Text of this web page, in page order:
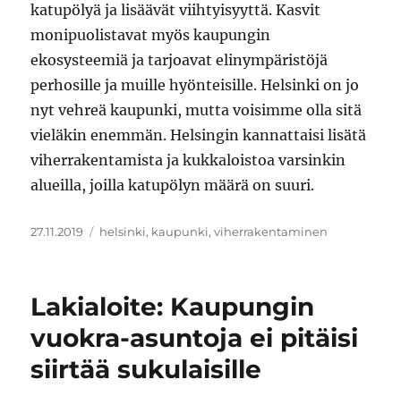
katupölyä ja lisäävät viihtyisyyttä. Kasvit
monipuolistavat myös kaupungin
ekosysteemiä ja tarjoavat elinympäristöjä
perhosille ja muille hyönteisille. Helsinki on jo
nyt vehreä kaupunki, mutta voisimme olla sitä
vieläkin enemmän. Helsingin kannattaisi lisätä
viherrakentamista ja kukkaloistoa varsinkin
alueilla, joilla katupölyn määrä on suuri.
Julkaistu
27.11.2019 Avainsanat
helsinki, kaupunki,viherrakentaminen
Lakialoite: Kaupungin
vuokra-asuntoja ei pitäisi
siirtää sukulaisille